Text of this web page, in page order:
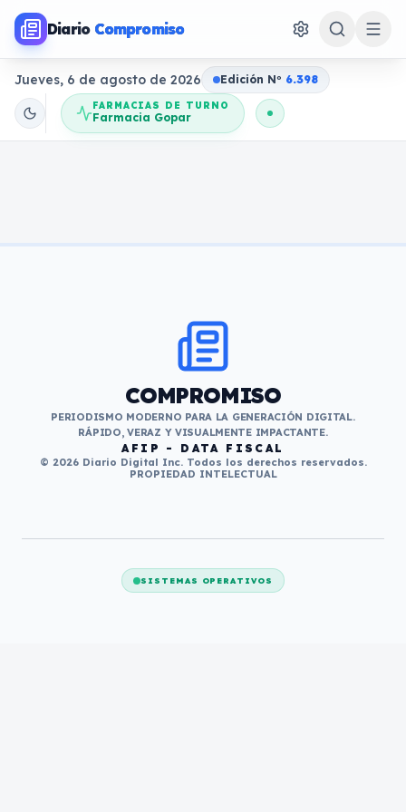
Diario Compromiso
Jueves, 6 de agosto de 2026 Edición No 6.398
FARMACIAS DE TURNO
Farmacia Gopar
COMPROMISO
PERIODISMO MODERNO PARA LA GENERACIÓN DIGITAL.
RÁPIDO, VERAZ Y VISUALMENTE IMPACTANTE.
AFIP - DATA FISCAL
© 2026 Diario Digital Inc. Todos los derechos reservados.
PROPIEDAD INTELECTUAL
SISTEMAS OPERATIVOS